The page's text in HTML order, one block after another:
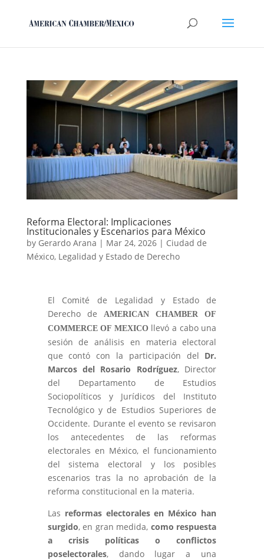
Reforma Electoral: Implicaciones
Institucionales y Escenarios para México
by Gerardo Arana | Mar 24, 2026| Ciudad de
México, Legalidad y Estado de Derecho
El Comité de Legalidad y Estado de
Derecho de
AMERICAN CHAMBER OF
COMMERCE OF MEXICOllevó a cabo una
sesión de análisis en materia electoral
que contó con la participación del Dr.
Marcos del Rosario Rodríguez, Director
del Departamento de Estudios
Sociopolíticos y Jurídicos del Instituto
Tecnológico y de Estudios Superiores de
Occidente. Durante el evento se revisaron
los antecedentes de las reformas
electorales en México, el funcionamiento
del sistema electoral y los posibles
escenarios tras la no aprobación de la
reforma constitucional en la materia.
Las reformas electorales en México han
surgido, en gran medida, como respuesta
a crisis políticas o conflictos
poselectorales, dando lugar a una